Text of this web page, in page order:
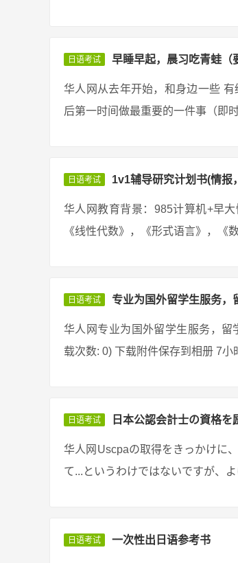
日语考试 早睡早起，晨习吃青蛙（
华人网从去年开始，和身边一些
后第一时间做最重要的一件事（即
日语考试 1v1辅导研究计划书(情报
华人网教育背景：985计算机+早
《线性代数》，《形式语言》，《
日语考试 专业为国外留学生服务，
华人网专业为国外留学生服务，留
载次数: 0) 下载附件保存到相册 7小
日语考试 日本公認会計士の資格を
华人网Uscpaの取得をきっかけに
て...というわけではないですが、
日语考试 一次性出日语参考书